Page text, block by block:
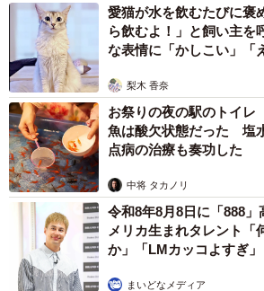
愛猫が水を飲むたびに
ら飲むよ！」と飼い主
な表情に「かしこい」「
梨木 香奈
お祭りの夜の駅のトイ
魚は酸欠状態だった 塩
点病の治療も奏功した
中将 タカノリ
令和8年8月8日に「888
メリカ生まれタレント「
か」「LMカッコよすぎ」
まいどなメディア